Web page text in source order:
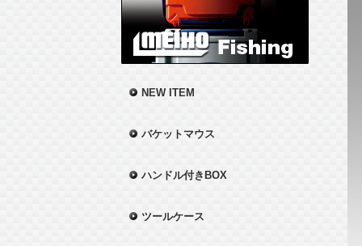
NEW ITEM
バケットマウス
ハンドル付きBOX
ツールケース